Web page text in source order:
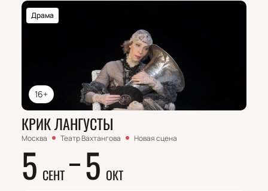
16+
Драма
КРИК ЛАНГУСТЫ
Москва Театр Вахтангова Новая сцена
5 СЕНТ 5 ОКТ